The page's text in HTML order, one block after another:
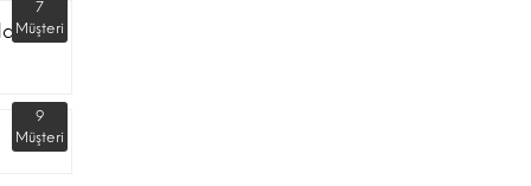
7
Müşteri
9
Müşteri